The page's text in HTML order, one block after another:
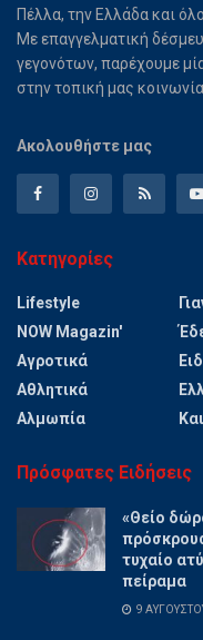
Πέλλα, την Ελλάδα και
Με επαγγελματική
γεγονότων, παρέχουμε
στην τοπική μας
Ακολουθήστε μας
Κατηγορίες
Lifestyle
NOW Magazin'
Αγροτικά
Αθλητικά
Αλμωπία
Πρόσφατες Ειδήσεις
«Θείο
τυχαίο
πείραμα
9